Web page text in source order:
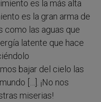
es la más alta
es la gran arma de
como las aguas que
latente que hace
bajar del cielo las
[…]. ¡No nos
miserias!